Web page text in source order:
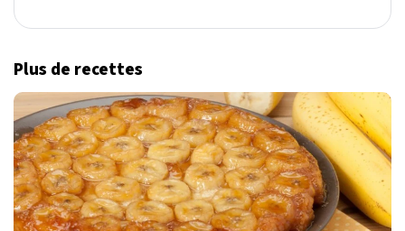
Plus de recettes